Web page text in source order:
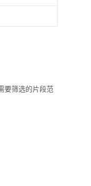
要筛选的片段范